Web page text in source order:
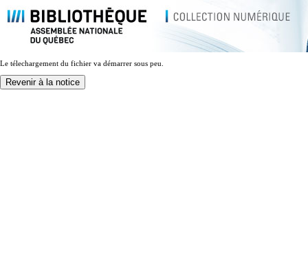
Le télechargement du fichier va démarrer sous peu.